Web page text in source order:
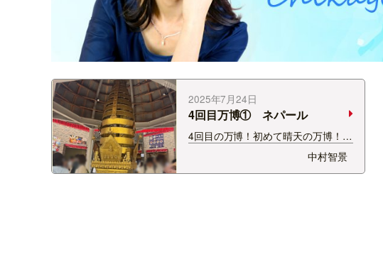
2025年7月24日
4回目万博① ネパール
4回目の万博！初めて晴天の万博！で
も暑すぎた！ 唯一開館していなか
ったネパール館がちょうどオープン
したばかりで、ちょうど入ることが
中村智景